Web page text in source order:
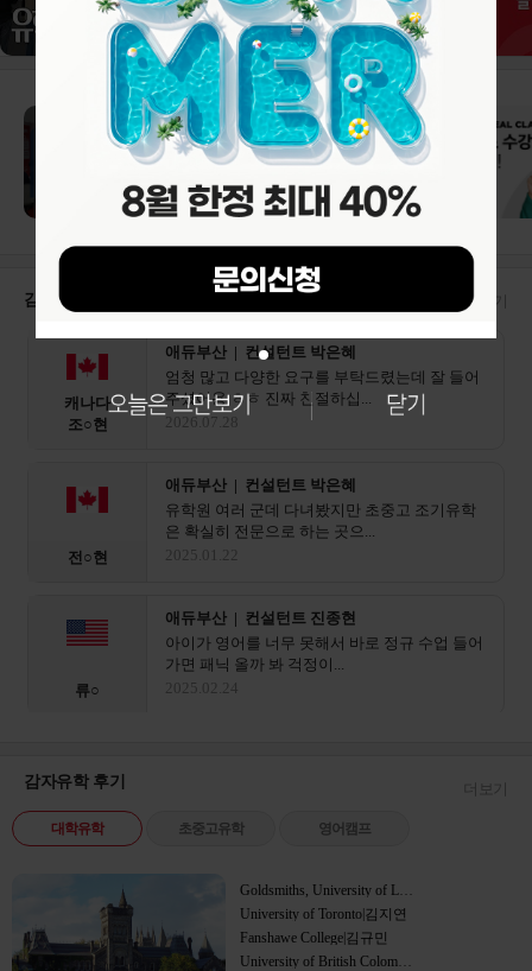
감자유학 수속후기 더보기
캐나다
조○현
애듀부산 | 컨설턴트 박은혜
엄청 많고 다양한 요구를 부탁드렸는데 잘 들어
주셨어용 ㅎㅎ 진짜 친절하십...
2026.07.28
전○현
애듀부산 | 컨설턴트 박은혜
유학원 여러 군데 다녀봤지만 초중고 조기유학
은 확실히 전문으로 하는 곳으...
2025.01.22
류○
애듀부산 | 컨설턴트 진종현
아이가 영어를 너무 못해서 바로 정규 수업 들어
가면 패닉 올까 봐 걱정이...
2025.02.24
유○
2025.03.01
영국
안○
애듀부산 | 컨설턴트 박일평
초등학생 애 비자랑 부모 동반 비자 서류가 이렇
게 복잡할 줄이야.. 혼자...
2025.04.09
감자유학 후기 더보기
대학유학 초중고유학 영어캠프
Goldsmiths, University of London|한민주
University of Toronto|김지연
Fanshawe College|김규민
University of British Colombia (UBC)|정해우